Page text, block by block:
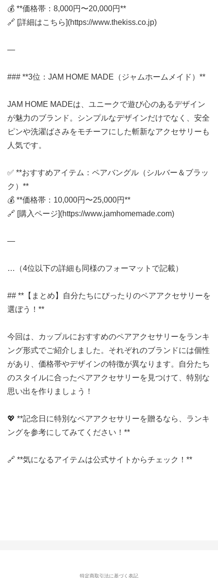
💰 **価格帯：8,000円〜20,000円**
🔗 [詳細はこちら](https://www.thekiss.co.jp)
—
### **3位：JAM HOME MADE（ジャムホームメイド）**
JAM HOME MADEは、ユニークで遊び心のあるデザイン
が魅力のブランド。シンプルなデザインだけでなく、安全
ピンや洗濯ばさみをモチーフにした斬新なアクセサリーも
人気です。
✅ **おすすめアイテム：ペアバングル（シルバー＆ブラッ
ク）**
💰 **価格帯：10,000円〜25,000円**
🔗 [購入ページ](https://www.jamhomemade.com)
—
…（4位以下の詳細も同様のフォーマットで記載）
## **【まとめ】自分たちにぴったりのペアアクセサリーを
選ぼう！**
今回は、カップルにおすすめのペアアクセサリーをランキ
ング形式でご紹介しました。それぞれのブランドには個性
があり、価格帯やデザインの特徴が異なります。自分たち
のスタイルに合ったペアアクセサリーを見つけて、特別な
思い出を作りましょう！
💖 **記念日に特別なペアアクセサリーを贈るなら、ランキ
ングを参考にしてみてください！**
🔗 **気になるアイテムは公式サイトからチェック！**
特定商取引法に基づく表記